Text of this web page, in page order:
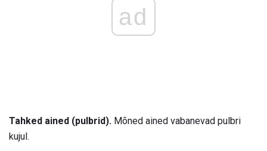
ad
Tahked ained (pulbrid). Mõned ained vabanevad pulbri
kujul.